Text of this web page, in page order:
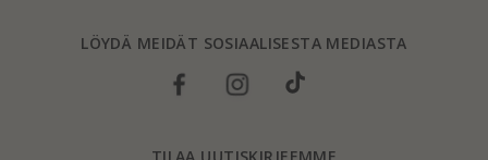
LÖYDÄ MEIDÄT SOSIAALISESTA MEDIASTA